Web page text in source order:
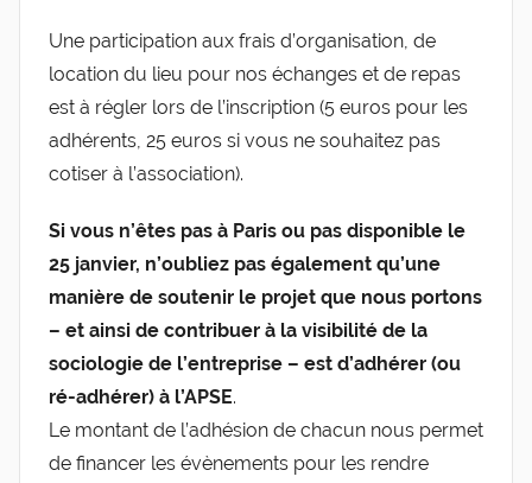
Une participation aux frais d’organisation, de
location du lieu pour nos échanges et de repas
est à régler lors de l’inscription (5 euros pour les
adhérents, 25 euros si vous ne souhaitez pas
cotiser à l’association).
Si vous n’êtes pas à Paris ou pas disponible le
25 janvier, n’oubliez pas également qu’une
manière de soutenir le projet que nous portons
– et ainsi de contribuer à la visibilité de la
sociologie de l’entreprise – est d’adhérer (ou
ré-adhérer) à l’APSE.
Le montant de l’adhésion de chacun nous permet
de financer les évènements pour les rendre